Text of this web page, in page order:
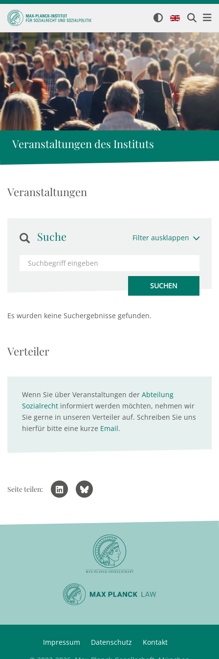
Veranstaltungen des Instituts
Veranstaltungen
Suche Filter ausklappen
Es wurden keine Suchergebnisse gefunden.
Verteiler
Wenn Sie über Veranstaltungen der Abteilung
Sozialrecht informiert werden möchten, nehmen wir
Sie gerne in unseren Verteiler auf. Schreiben Sie uns
hierfür bitte eine kurze Email.
Seite teilen:
Impressum Datenschutz
Kontakt